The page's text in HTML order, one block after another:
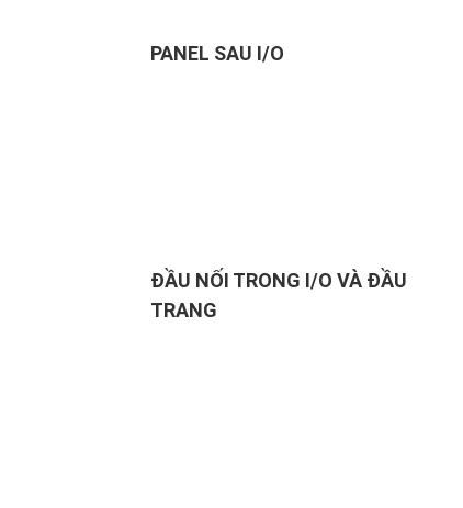
PANEL SAU I/O
ĐẦU NỐI TRONG I/O VÀ ĐẦU
TRANG